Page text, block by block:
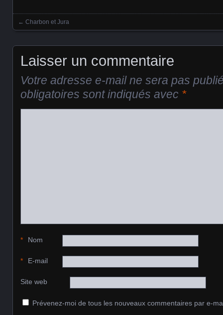
Posts navigation
← Charbon et Jura
Laisser un commentaire
Votre adresse e-mail ne sera pas
obligatoires sont indiqués avec *
Nom
*
E-mail
*
Site web
Prévenez-moi de tous les nouveaux commentaires par e-